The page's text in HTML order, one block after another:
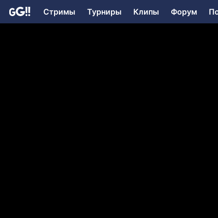
Стримы Турниры Клипы Форум